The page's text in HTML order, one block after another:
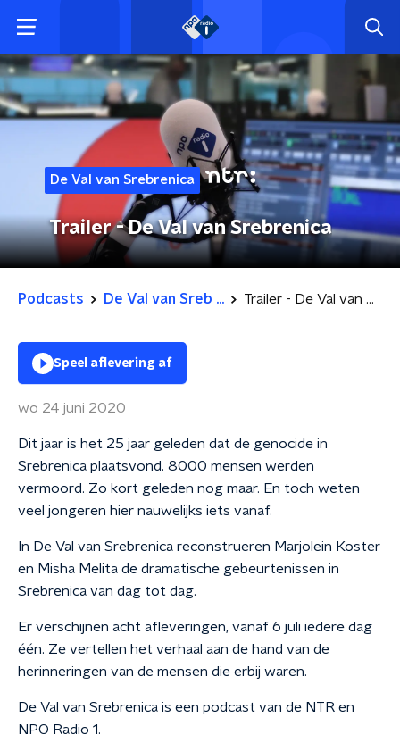
De Val van Srebrenica
Trailer - De Val van Srebrenica
Podcasts De Val van Sreb ... Trailer - De Val van Srebrenica
Speel aflevering af
wo 24 juni 2020
Dit jaar is het 25 jaar geleden dat de genocide in
Srebrenica plaatsvond. 8000 mensen werden
vermoord. Zo kort geleden nog maar. En toch weten
veel jongeren hier nauwelijks iets vanaf.
In De Val van Srebrenica reconstrueren Marjolein Koster
en Misha Melita de dramatische gebeurtenissen in
Srebrenica van dag tot dag.
Er verschijnen acht afleveringen, vanaf 6 juli iedere dag
één. Ze vertellen het verhaal aan de hand van de
herinneringen van de mensen die erbij waren.
De Val van Srebrenica is een podcast van de NTR en
NPO Radio 1.